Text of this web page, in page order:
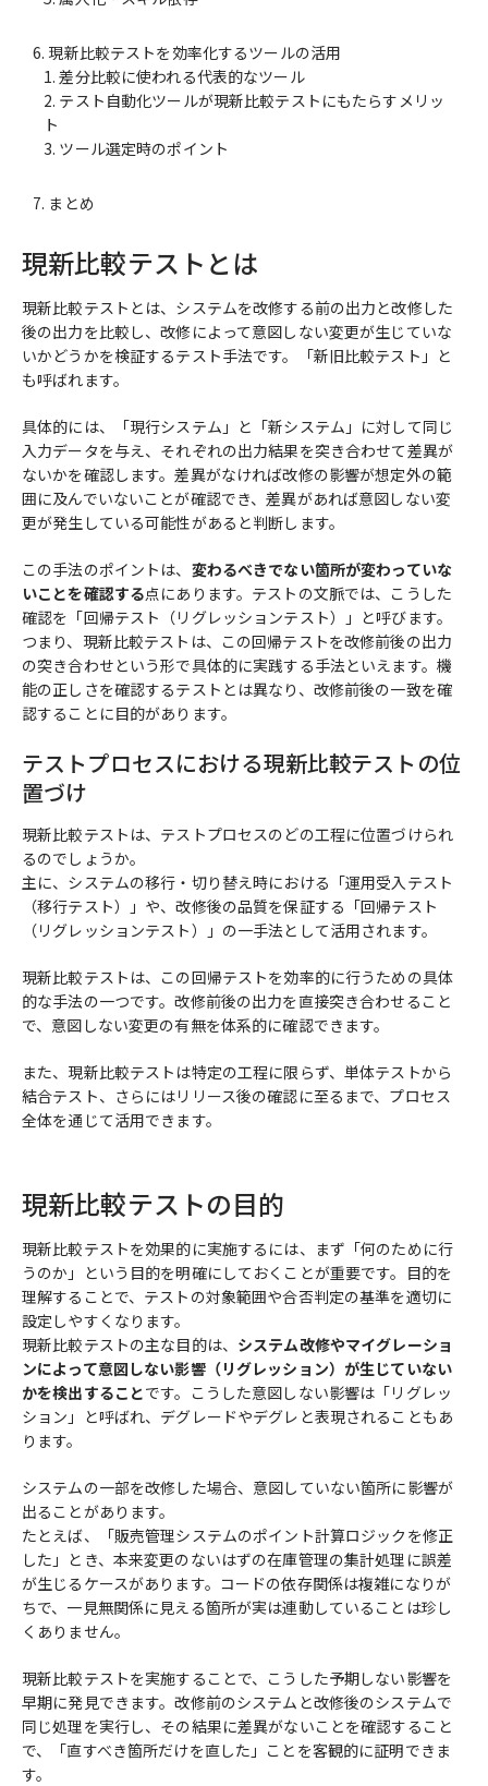
現新比較テストを効率化するツールの活用
差分比較に使われる代表的なツール
テスト自動化ツールが現新比較テストにもたらすメリッ
ト
ツール選定時のポイント
まとめ
現新比較テストとは
現新比較テストとは、システムを改修する前の出力と改修した
後の出力を比較し、改修によって意図しない変更が生じていな
いかどうかを検証するテスト手法です。「新旧比較テスト」と
も呼ばれます。
具体的には、「現行システム」と「新システム」に対して同じ
入力データを与え、それぞれの出力結果を突き合わせて差異が
ないかを確認します。差異がなければ改修の影響が想定外の範
囲に及んでいないことが確認でき、差異があれば意図しない変
更が発生している可能性があると判断します。
この手法のポイントは、 変わるべきでない箇所が変わっていな
いことを確認する点にあります。テストの文脈では、こうした
確認を「回帰テスト（リグレッションテスト）」と呼びます。
つまり、現新比較テストは、この回帰テストを改修前後の出力
の突き合わせという形で具体的に実践する手法といえます。機
能の正しさを確認するテストとは異なり、改修前後の一致を確
認することに目的があります。
テストプロセスにおける現新比較テストの位
置づけ
現新比較テストは、テストプロセスのどの工程に位置づけられ
るのでしょうか。
主に、システムの移行・切り替え時における「運用受入テスト
（移行テスト）」や、改修後の品質を保証する「回帰テスト
（リグレッションテスト）」の一手法として活用されます。
現新比較テストは、この回帰テストを効率的に行うための具体
的な手法の一つです。改修前後の出力を直接突き合わせること
で、意図しない変更の有無を体系的に確認できます。
また、現新比較テストは特定の工程に限らず、単体テストから
結合テスト、さらにはリリース後の確認に至るまで、プロセス
全体を通じて活用できます。
現新比較テストの目的
現新比較テストを効果的に実施するには、まず「何のために行
うのか」という目的を明確にしておくことが重要です。目的を
理解することで、テストの対象範囲や合否判定の基準を適切に
設定しやすくなります。
現新比較テストの主な目的は、 システム改修やマイグレーショ
ンによって意図しない影響（リグレッション）が生じていない
かを検出することです。こうした意図しない影響は「リグレッ
ション」と呼ばれ、デグレードやデグレと表現されることもあ
ります。
システムの一部を改修した場合、意図していない箇所に影響が
出ることがあります。
たとえば、「販売管理システムのポイント計算ロジックを修正
した」とき、本来変更のないはずの在庫管理の集計処理に誤差
が生じるケースがあります。コードの依存関係は複雑になりが
ちで、一見無関係に見える箇所が実は連動していることは珍し
くありません。
現新比較テストを実施することで、こうした予期しない影響を
早期に発見できます。改修前のシステムと改修後のシステムで
同じ処理を実行し、その結果に差異がないことを確認すること
で、「直すべき箇所だけを直した」ことを客観的に証明できま
す。